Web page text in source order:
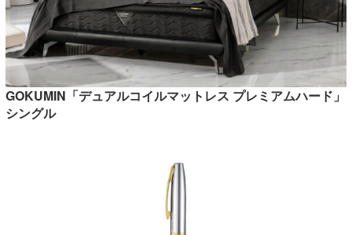
GOKUMIN「デュアルコイルマットレス プレミアムハード」
シングル